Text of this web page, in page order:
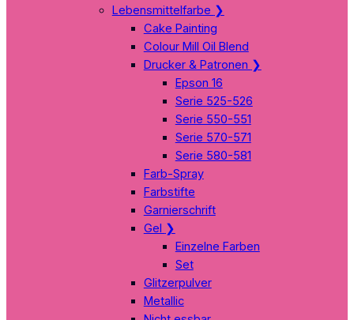
Lebensmittelfarbe ❯
Cake Painting
Colour Mill Oil Blend
Drucker & Patronen ❯
Epson 16
Serie 525-526
Serie 550-551
Serie 570-571
Serie 580-581
Farb-Spray
Farbstifte
Garnierschrift
Gel ❯
Einzelne Farben
Set
Glitzerpulver
Metallic